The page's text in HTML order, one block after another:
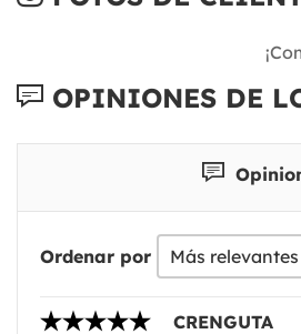
OPINIONES DE
Ordenar por
CRENGUTA